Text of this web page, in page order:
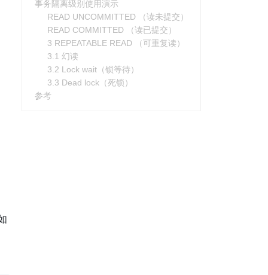
事务隔离级别使用演示
READ UNCOMMITTED （读未提交）
READ COMMITTED （读已提交）
3 REPEATABLE READ （可重复读）
3.1 幻读
3.2 Lock wait（锁等待）
3.3 Dead lock（死锁）
参考